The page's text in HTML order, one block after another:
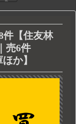
件【住友林
売6件
か】